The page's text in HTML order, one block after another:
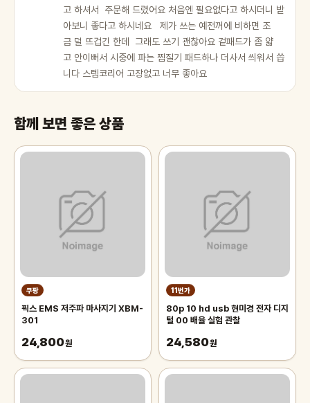
고 하셔서 주문해 드렸어요 처음엔 필요없다고 하시더니 받
아보니 좋다고 하시네요 제가 쓰는 예전꺼에 비하면 조
금 덜 뜨겁긴 한데 그래도 쓰기 괜찮아요 겉패드가 좀 얇
고 안이뻐서 시중에 파는 찜질기 패드하나 더사서 씌워서 씁
니다 스템코리어 고장없고 너무 좋아요
함께 보면 좋은 상품
쿠팡
픽스 EMS 저주파 마사지기 XBM-
301
24,800원
11번가
80p 10 hd usb 현미경 전자 디지
털 00 배율 실험 관찰
24,580원